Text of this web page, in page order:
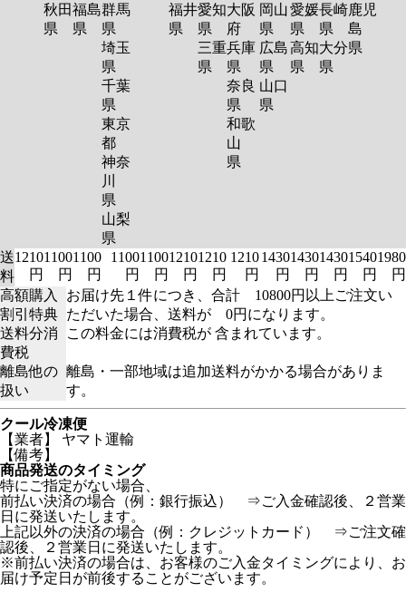
秋田
県
福島
県
群馬
県
埼玉
県
千葉
県
東京
都
神奈
川
県
山梨
県
福井
県
愛知
県
三重
県
大阪
府
兵庫
県
奈良
県
和歌
山
県
岡山
県
広島
県
山口
県
愛媛
県
高知
県
長崎
県
大分
県
鹿児
島
県
送
料
1210
円
1100
円
1100
円
1100
円
1100
円
1210
円
1210
円
1210
円
1430
円
1430
円
1430
円
1540
円
1980
円
高額購入
割引特典
お届け先１件につき、合計 10800円以上ご注文い
ただいた場合、送料が 0円になります。
送料分消
費税
この料金には消費税が 含まれています。
離島他の
扱い
離島・一部地域は追加送料がかかる場合がありま
す。
クール冷凍便
【業者】 ヤマト運輸
【備考】
商品発送のタイミング
特にご指定がない場合、
前払い決済の場合（例：銀行振込） ⇒ご入金確認後、２営業
日に発送いたします。
上記以外の決済の場合（例：クレジットカード） ⇒ご注文確
認後、２営業日に発送いたします。
※前払い決済の場合は、お客様のご入金タイミングにより、お
届け予定日が前後することがございます。